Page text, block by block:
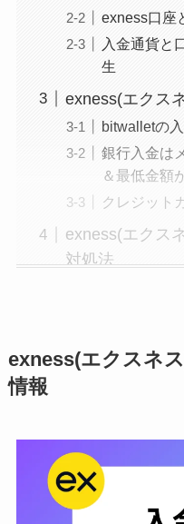
exness口座
入金通貨と
生
exness(エクス
bitwalletの
銀行入金は
＆最低金額
クレジット
exness(エクス
対処法
exness(エクスネ
情報